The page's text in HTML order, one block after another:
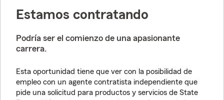
Estamos contratando
Podría ser el comienzo de una apasionante
carrera.
Esta oportunidad tiene que ver con la posibilidad de
empleo con un agente contratista independiente que
pide una solicitud para productos y servicios de State